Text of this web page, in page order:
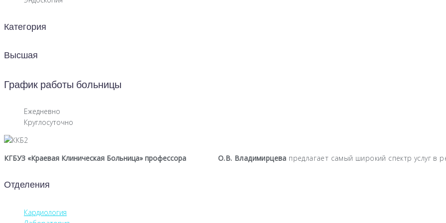
Категория
Высшая
График работы больницы
Ежедневно
Круглосуточно
КГБУЗ «Краевая Клиническая Больница» профессора О.В. Владимирцева предлагает самый широкий спектр услуг в
Отделения
Кардиология